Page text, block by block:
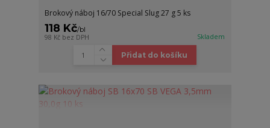
Brokový náboj 16/70 Special Slug 27 g 5 ks
118 Kč/bl
98 Kč bez DPH Skladem
Přidat do košíku